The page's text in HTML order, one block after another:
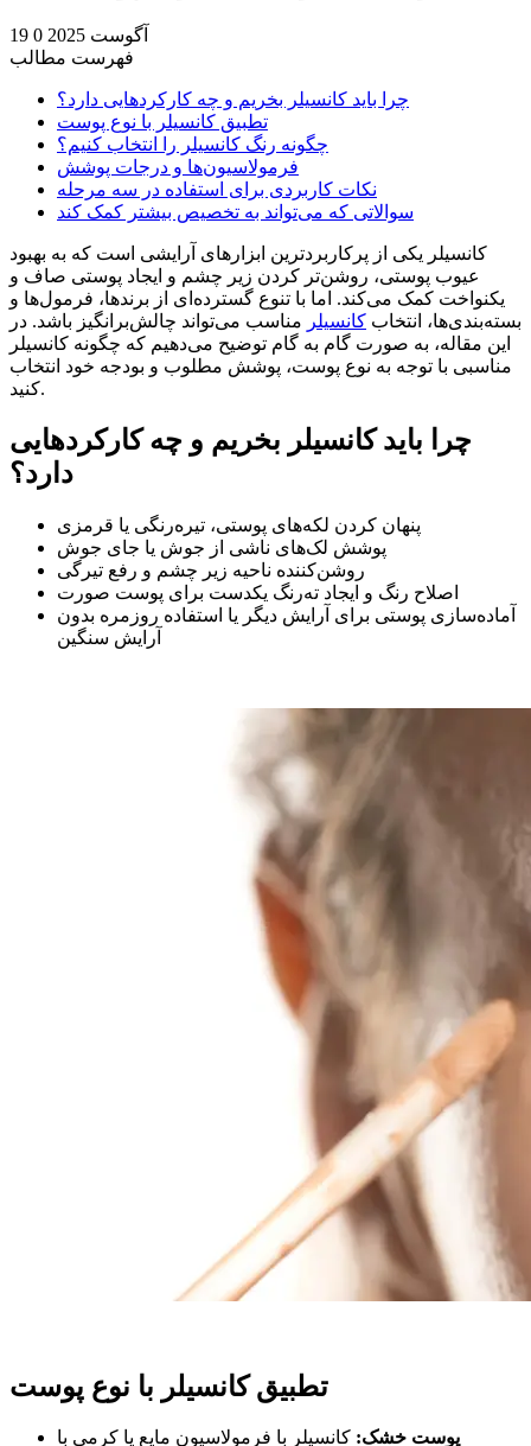
19 آگوست 2025
0
فهرست مطالب
چرا باید کانسیلر بخریم و چه کارکردهایی دارد؟
تطبیق کانسیلر با نوع پوست
چگونه رنگ کانسیلر را انتخاب کنیم؟
فرمولاسیون‌ها و درجات پوشش
نکات کاربردی برای استفاده در سه مرحله
سوالاتی که می‌تواند به تخصیص بیشتر کمک کند
کانسیلر یکی از پرکاربردترین ابزارهای آرایشی است که به بهبود
عیوب پوستی، روشن‌تر کردن زیر چشم و ایجاد پوستی صاف و
یکنواخت کمک می‌کند. اما با تنوع گسترده‌ای از برندها، فرمول‌ها و
بسته‌بندی‌ها، انتخاب کانسیلر مناسب می‌تواند چالش‌برانگیز باشد. در
این مقاله، به صورت گام به گام توضیح می‌دهیم که چگونه کانسیلر
مناسبی با توجه به نوع پوست، پوشش مطلوب و بودجه خود انتخاب
کنید.
چرا باید کانسیلر بخریم و چه کارکردهایی
دارد؟
پنهان کردن لکه‌های پوستی، تیره‌رنگی یا قرمزی
پوشش لک‌های ناشی از جوش یا جای جوش
روشن‌کننده ناحیه زیر چشم و رفع تیرگی
اصلاح رنگ و ایجاد ته‌رنگ یکدست برای پوست صورت
آماده‌سازی پوستی برای آرایش دیگر یا استفاده روزمره بدون
آرایش سنگین
تطبیق کانسیلر با نوع پوست
پوست خشک: کانسیلر با فرمولاسیون مایع یا کرمی با